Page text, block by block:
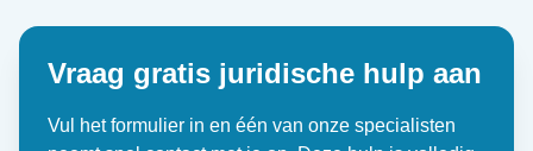
Vraag gratis juridische hulp aan
Vul het formulier in en één van onze specialisten